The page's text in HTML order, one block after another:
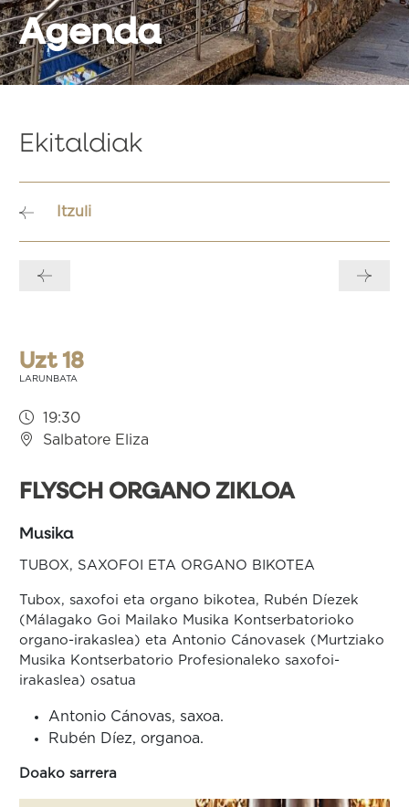
Agenda
Ekitaldiak
Itzuli
zehar
Uzt 18
LARUNBATA
19:30
Salbatore Eliza
FLYSCH ORGANO ZIKLOA
Musika
TUBOX, SAXOFOI ETA ORGANO BIKOTEA
Tubox, saxofoi eta organo bikotea, Rubén Díezek
(Málagako Goi Mailako Musika Kontserbatorioko
organo-irakaslea) eta Antonio Cánovasek (Murtziako
Musika Kontserbatorio Profesionaleko saxofoi-
irakaslea) osatua
Antonio Cánovas, saxoa.
Rubén Díez, organoa.
Doako sarrera